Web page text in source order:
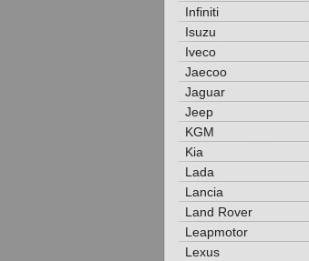
Infiniti
Isuzu
Iveco
Jaecoo
Jaguar
Jeep
KGM
Kia
Lada
Lancia
Land Rover
Leapmotor
Lexus